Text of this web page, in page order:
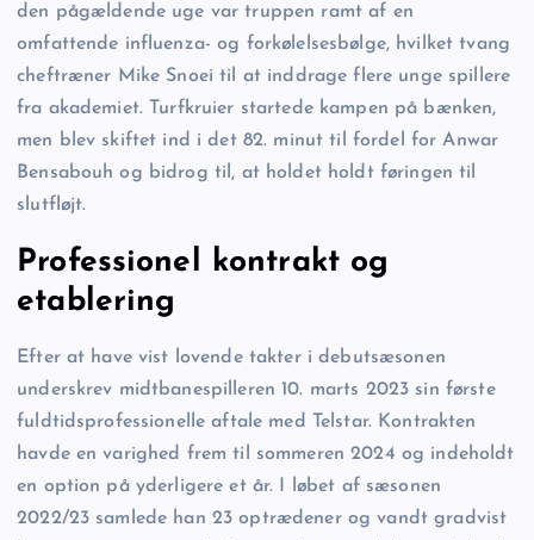
den pågældende uge var truppen ramt af en
omfattende influenza- og forkølelsesbølge, hvilket tvang
cheftræner Mike Snoei til at inddrage flere unge spillere
fra akademiet. Turfkruier startede kampen på bænken,
men blev skiftet ind i det 82. minut til fordel for Anwar
Bensabouh og bidrog til, at holdet holdt føringen til
slutfløjt.
Professionel kontrakt og
etablering
Efter at have vist lovende takter i debutsæsonen
underskrev midtbanespilleren 10. marts 2023 sin første
fuldtidsprofessionelle aftale med Telstar. Kontrakten
havde en varighed frem til sommeren 2024 og indeholdt
en option på yderligere et år. I løbet af sæsonen
2022/23 samlede han 23 optrædener og vandt gradvist